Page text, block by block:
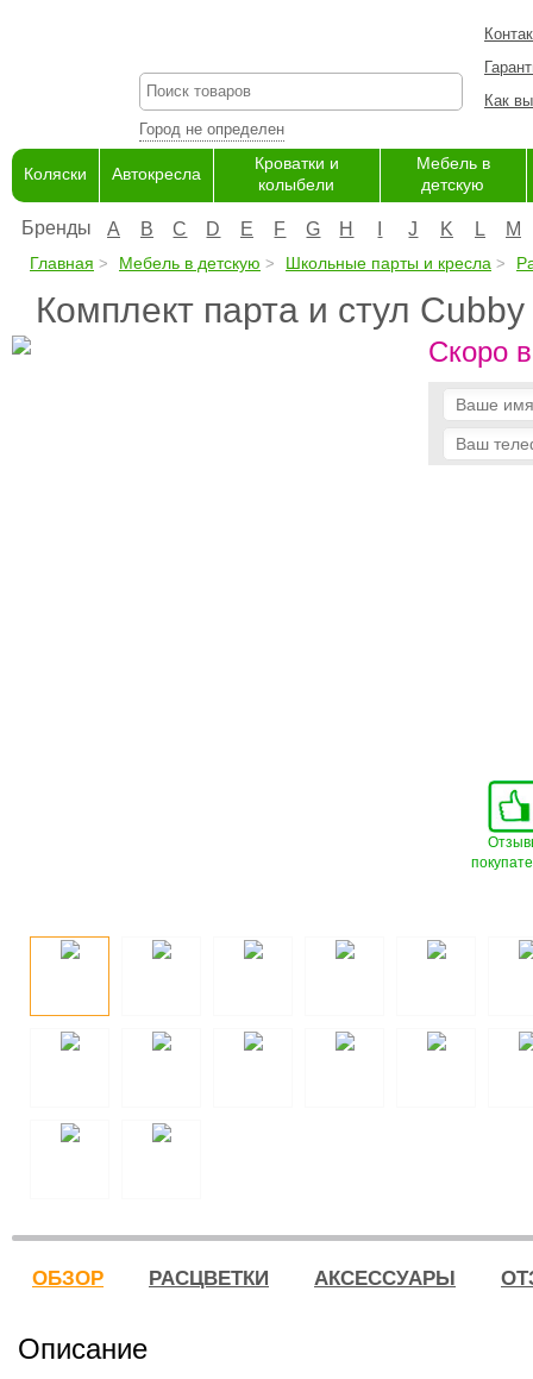
Город не определен
Как
Коляски Автокресла
Кроватки и
колыбели
Мебель в
детскую
Бренды A B C D E F G H J K L M
Главная Мебель в детскую Школьные парты и кресла
Комплект парта и стул
Скоро
ОБЗОР РАСЦВЕТКИ АКСЕССУАРЫ
Описание